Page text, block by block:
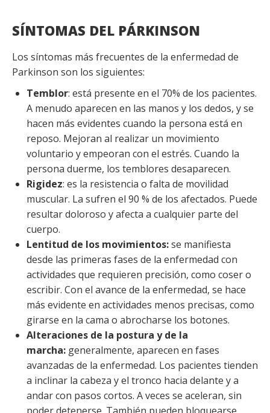
SÍNTOMAS DEL PÁRKINSON
Los síntomas más frecuentes de la enfermedad de
Parkinson son los siguientes:
Temblor: está presente en el 70% de los pacientes.
A menudo aparecen en las manos y los dedos, y se
hacen más evidentes cuando la persona está en
reposo. Mejoran al realizar un movimiento
voluntario y empeoran con el estrés. Cuando la
persona duerme, los temblores desaparecen.
Rigidez: es la resistencia o falta de movilidad
muscular. La sufren el 90 % de los afectados. Puede
resultar doloroso y afecta a cualquier parte del
cuerpo.
Lentitud de los movimientos:se manifiesta
desde las primeras fases de la enfermedad con
actividades que requieren precisión, como coser o
escribir. Con el avance de la enfermedad, se hace
más evidente en actividades menos precisas, como
girarse en la cama o abrocharse los botones.
Alteraciones de la postura y de la
marcha: generalmente, aparecen en fases
avanzadas de la enfermedad. Los pacientes tienden
a inclinar la cabeza y el tronco hacia delante y a
andar con pasos cortos. A veces se aceleran, sin
poder detenerse. También pueden bloquearse,